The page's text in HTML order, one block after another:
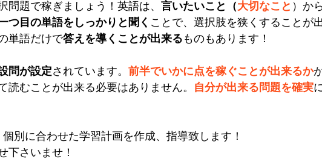
問題で稼ぎましょう！英語は、 言いたいこと（大切なこと ）か
つ目の単語をしっかりと聞く ことで、選択肢を狭くすることが
単語だけで答えを導くことが出来る ものもあります！
問が設定されています。 前半でいかに点を稼ぐことが出来るか
読むことが出来る必要はありません。
自分が出来る問題を確実
別に合わせた学習計画を作成、指導致します！
下さいませ！